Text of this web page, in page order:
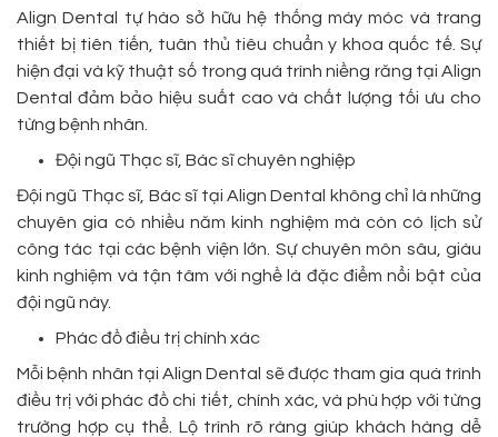
Align Dental tự hào sở hữu hệ thống máy móc và trang
thiết bị tiên tiến, tuân thủ tiêu chuẩn y khoa quốc tế. Sự
hiện đại và kỹ thuật số trong quá trình niềng răng tại Align
Dental đảm bảo hiệu suất cao và chất lượng tối ưu cho
từng bệnh nhân.
Đội ngũ Thạc sĩ, Bác sĩ chuyên nghiệp
Đội ngũ Thạc sĩ, Bác sĩ tại Align Dental không chỉ là những
chuyên gia có nhiều năm kinh nghiệm mà còn có lịch sử
công tác tại các bệnh viện lớn. Sự chuyên môn sâu, giàu
kinh nghiệm và tận tâm với nghề là đặc điểm nổi bật của
đội ngũ này.
Phác đồ điều trị chính xác
Mỗi bệnh nhân tại Align Dental sẽ được tham gia quá trình
điều trị với phác đồ chi tiết, chính xác, và phù hợp với từng
trường hợp cụ thể. Lộ trình rõ ràng giúp khách hàng dễ